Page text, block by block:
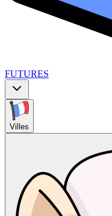
FUTURES
Villes